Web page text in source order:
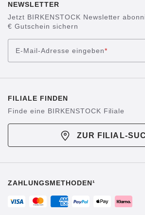
NEWSLETTER
Jetzt BIRKENSTOCK Newsletter
€ Gutschein sichern
E-Mail-Adresse eingeben*
FILIALE FINDEN
Finde eine BIRKENSTOCK Filiale
ZUR FILIAL-
ZAHLUNGSMETHODEN¹